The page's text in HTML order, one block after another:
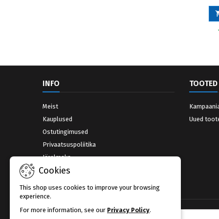
INFO
Meist
Kauplused
Ostutingimused
Privaatsuspoliitika
Järelmaks
Võta ühendust
TOOTED
Uued
Cookies
This shop uses cookies to improve your browsing
experience.
For more information, see our Privacy Policy.